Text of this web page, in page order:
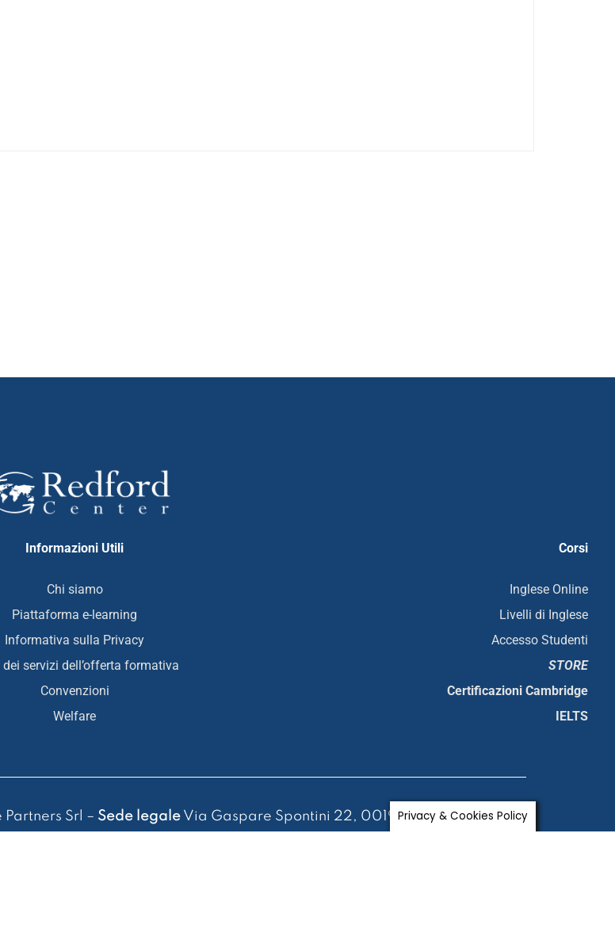
Informazioni Utili
Chi siamo
Piattaforma e-learning
Informativa sulla Privacy
dei servizi dell’offerta formativa
Convenzioni
Welfare
Corsi
Inglese Online
Livelli di Inglese
Accesso Studenti
STORE
Certificazioni Cambridge
IELTS
Srl – Sede legaleVia Gaspare Spontini 22, 00198 RomaPrivacy & Cookies Policy